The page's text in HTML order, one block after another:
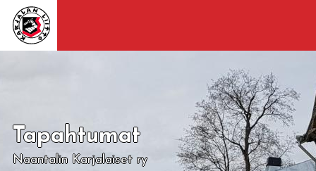
Tapahtumat
Naantalin Karjalaiset ry